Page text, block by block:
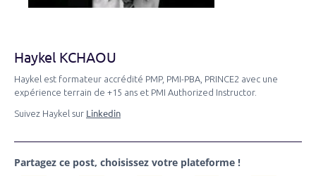
Haykel KCHAOU
Haykel est formateur accrédité PMP, PMI-PBA, PRINCE2 avec une
expérience terrain de +15 ans et PMI Authorized Instructor.
Suivez Haykel sur Linkedin
Partagez ce post, choisissez votre plateforme !